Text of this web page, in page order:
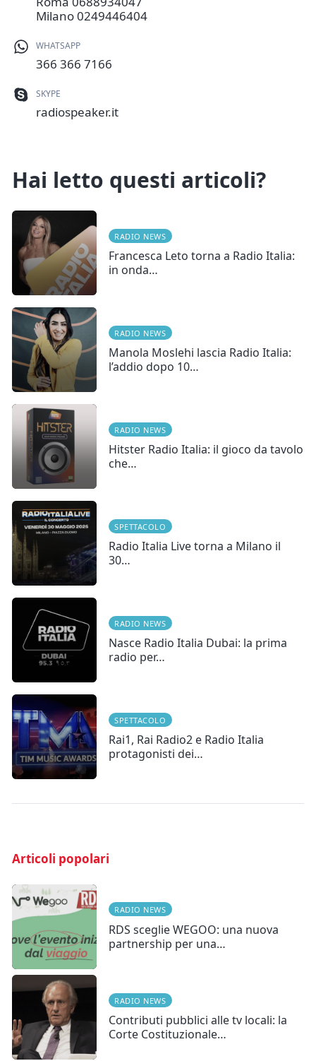
Milano0249446404
WHATSAPP
366 366 7166
SKYPE
radiospeaker.it
Hai letto questi articoli?
RADIO NEWS
Francesca Leto torna a Radio Italia:
in onda…
RADIO NEWS
Manola Moslehi lascia Radio Italia:
l’addio dopo 10…
RADIO NEWS
Hitster Radio Italia: il gioco da tavolo
che…
SPETTACOLO
Radio Italia Live torna a Milano il
30…
RADIO NEWS
Nasce Radio Italia Dubai: la prima
radio per…
SPETTACOLO
Rai1, Rai Radio2 e Radio Italia
protagonisti dei…
Articoli popolari
RADIO NEWS
RDS sceglie WEGOO: una nuova
partnership per una…
RADIO NEWS
Contributi pubblici alle tv locali: la
Corte Costituzionale…